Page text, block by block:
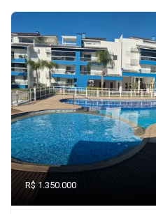
R$ 1.350.000